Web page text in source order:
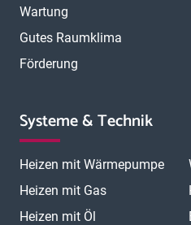
Wartung
Gutes Raumklima
Förderung
Systeme & Technik
Heizen mit Wärmepumpe
Heizen mit Gas
Heizen mit Öl